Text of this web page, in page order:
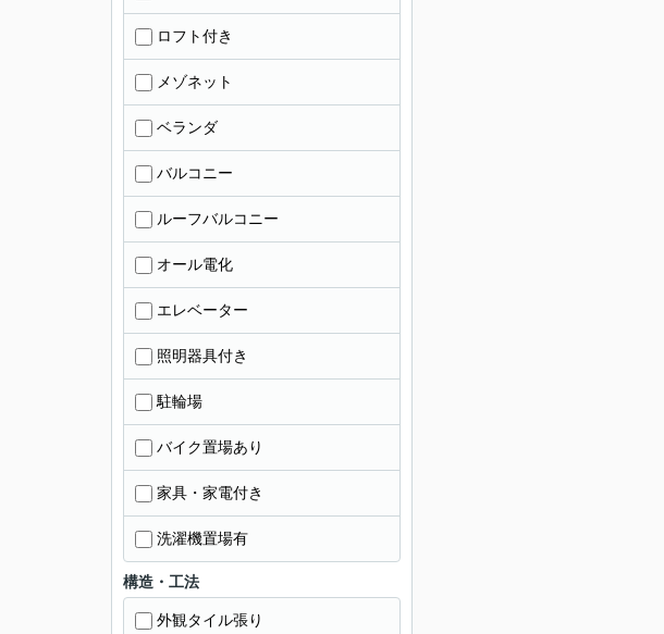
ロフト付き
メゾネット
ベランダ
バルコニー
ルーフバルコニー
オール電化
エレベーター
照明器具付き
駐輪場
バイク置場あり
家具・家電付き
洗濯機置場有
構造・工法
外観タイル張り